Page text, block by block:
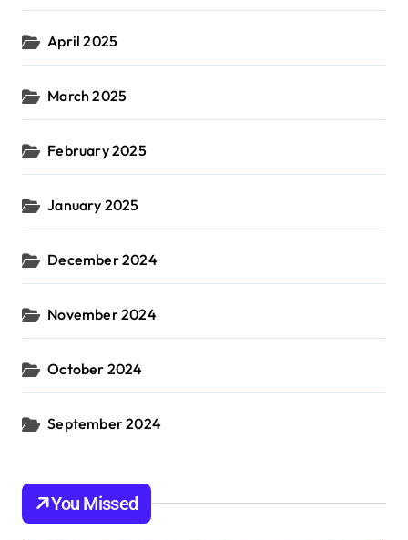
April 2025
March 2025
February 2025
January 2025
December 2024
November 2024
October 2024
September 2024
You Missed